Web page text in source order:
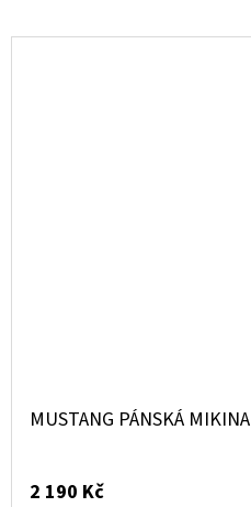
MUSTANG PÁNSKÁ MIKINA
2 190 Kč